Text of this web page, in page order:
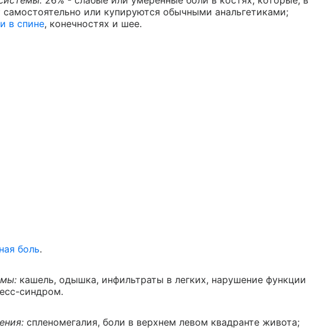
или купируются обычными анальгетиками;
в спине, конечностях и шее.
боль.
кашель, одышка, инфильтраты в легких, нарушение функции
синдром.
спленомегалия, боли в верхнем левом квадранте живота;